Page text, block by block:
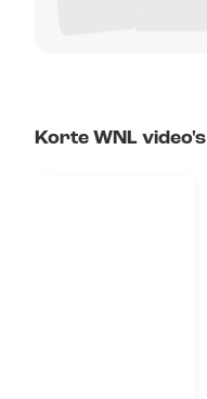
Korte WNL video's